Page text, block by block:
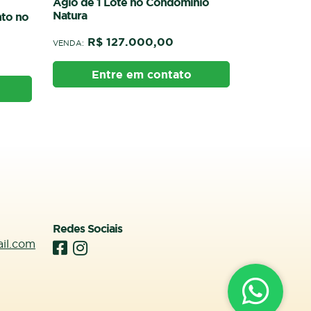
Contato Via
Redes Sociais